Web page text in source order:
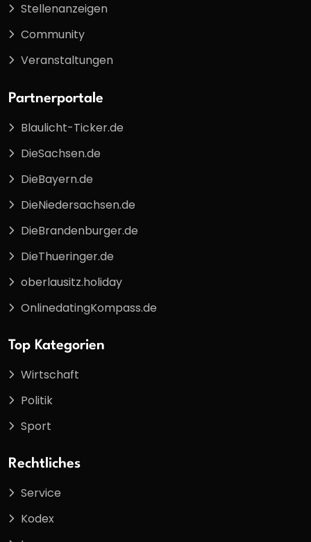
Stellenanzeigen
Community
Veranstaltungen
Partnerportale
Blaulicht-Ticker.de
DieSachsen.de
DieBayern.de
DieNiedersachsen.de
DieBrandenburger.de
DieThueringer.de
oberlausitz.holiday
OnlinedatingKompass.de
Top Kategorien
Wirtschaft
Politik
Sport
Rechtliches
Service
Kodex